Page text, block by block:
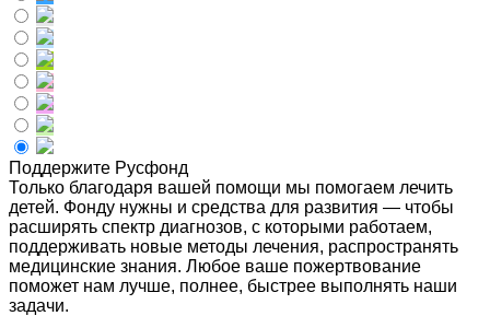
Поддержите Русфонд
Только благодаря вашей помощи мы помогаем лечить
детей. Фонду нужны и средства для развития — чтобы
расширять спектр диагнозов, с которыми работаем,
поддерживать новые методы лечения, распространять
медицинские знания. Любое ваше пожертвование
поможет нам лучше, полнее, быстрее выполнять наши
задачи.